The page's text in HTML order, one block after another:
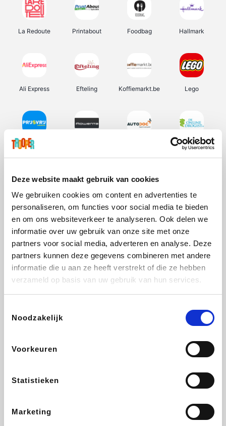
Deze website maakt gebruik van cookies
We gebruiken cookies om content en advertenties te
personaliseren, om functies voor social media te bieden
en om ons websiteverkeer te analyseren. Ook delen we
informatie over uw gebruik van onze site met onze
partners voor social media, adverteren en analyse. Deze
partners kunnen deze gegevens combineren met andere
informatie die u aan ze heeft verstrekt of die ze hebben
verzameld op basis van uw gebruik van hun services.
Noodzakelijk
Voorkeuren
Statistieken
Marketing
La Redoute Printabout Foodbag Hallmark
Ali Express Efteling Koffiemarkt.be Lego
Prijsvrij De Online Drogist
Vidaxl Plopsa Lampenlicht.be Adidas
All Accor
DectDirect ZEB
SupraBazar